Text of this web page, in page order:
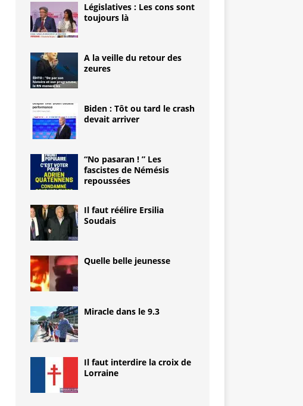
Législatives : Les cons sont
toujours là
A la veille du retour des
zeures
Biden : Tôt ou tard le crash
devait arriver
“No pasaran ! ” Les
fascistes de Némésis
repoussées
Il faut réélire Ersilia
Soudais
Quelle belle jeunesse
Miracle dans le 9.3
Il faut interdire la croix de
Lorraine